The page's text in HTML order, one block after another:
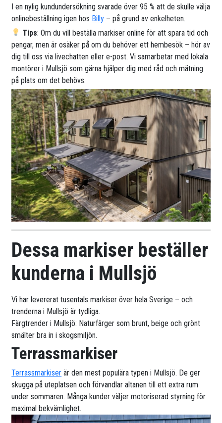
I en nylig kundundersökning svarade över 95 % att de skulle välja
onlinebeställning igen hos Billy – på grund av enkelheten.
Tips: Om du vill beställa markiser online för att spara tid och
pengar, men är osäker på om du behöver ett hembesök – hör av
dig till oss via livechatten eller e-post. Vi samarbetar med lokala
montörer i Mullsjö som gärna hjälper dig med råd och mätning
på plats om det behövs.
Dessa markiser beställer
kunderna i Mullsjö
Vi har levererat tusentals markiser över hela Sverige – och
trenderna i Mullsjö är tydliga.
Färgtrender i Mullsjö: Naturfärger som brunt, beige och grönt
smälter bra in i skogsmiljön.
Terrassmarkiser
Terrassmarkiser är den mest populära typen i Mullsjö. De ger
skugga på uteplatsen och förvandlar altanen till ett extra rum
under sommaren. Många kunder väljer motoriserad styrning för
maximal bekvämlighet.